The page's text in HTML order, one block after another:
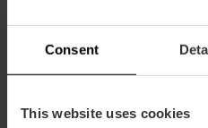
Consent
This website uses cookies
46024 Valencia, España